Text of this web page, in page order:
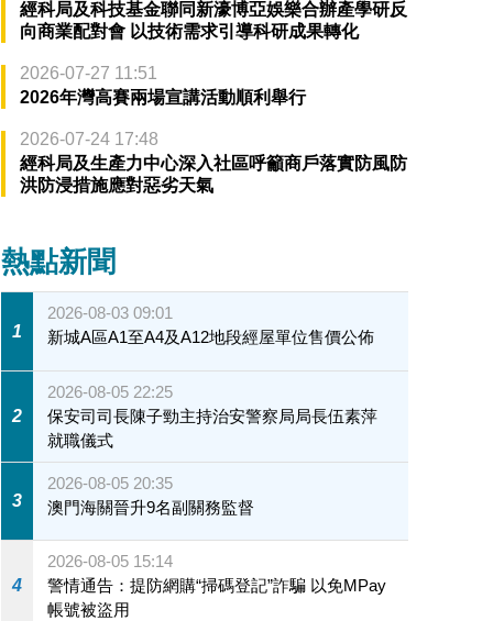
經科局及科技基金聯同新濠博亞娛樂合辦產學研反
向商業配對會 以技術需求引導科研成果轉化
2026-07-27 11:51
2026年灣高賽兩場宣講活動順利舉行
2026-07-24 17:48
經科局及生產力中心深入社區呼籲商戶落實防風防
洪防浸措施應對惡劣天氣
熱點新聞
1
2026-08-03 09:01
新城A區A1至A4及A12地段經屋單位售價公佈
2
2026-08-05 22:25
保安司司長陳子勁主持治安警察局局長伍素萍
就職儀式
3
2026-08-05 20:35
澳門海關晉升9名副關務監督
4
2026-08-05 15:14
警情通告：提防網購“掃碼登記”詐騙 以免MPay
帳號被盜用